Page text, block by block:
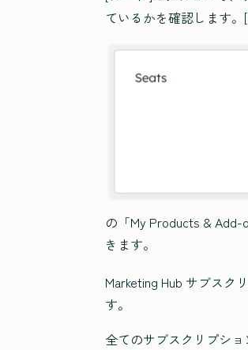
ているかを確認します
の「My Products &
きます。
Marketing Hub サブスク
す。
全てのサブスクリプシ